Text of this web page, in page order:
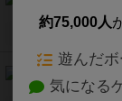
ファ
3人～
約75,000人
遊んだ
気になる